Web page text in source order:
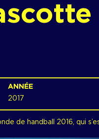
ANNÉE
2017
de handball 2016, qui